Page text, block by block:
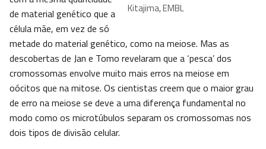
Kitajima, EMBL
de material genético que a
célula mãe, em vez de só
metade do material genético, como na meiose. Mas as
descobertas de Jan e Tomo revelaram que a ‘pesca’ dos
cromossomas envolve muito mais erros na meiose em
oócitos que na mitose. Os cientistas creem que o maior grau
de erro na meiose se deve a uma diferença fundamental no
modo como os microtúbulos separam os cromossomas nos
dois tipos de divisão celular.